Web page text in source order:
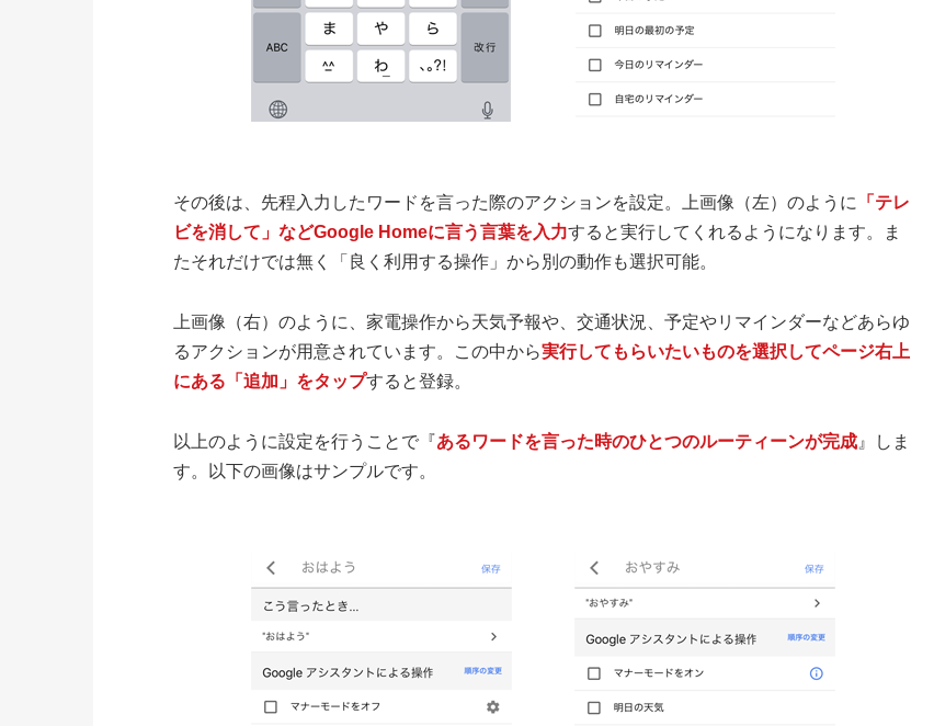
その後は、先程入力したワードを言った際のアクションを設定。上画像（左）のように 「テレ
ビを消して」などGoogle Homeに言う言葉を入力すると実行してくれるようになります。ま
たそれだけでは無く「良く利用する操作」から別の動作も選択可能。
上画像（右）のように、家電操作から天気予報や、交通状況、予定やリマインダーなどあらゆ
るアクションが用意されています。この中から実行してもらいたいものを選択してページ右上
にある「追加」をタップすると登録。
以上のように設定を行うことで『あるワードを言った時のひとつのルーティーンが完成』しま
す。以下の画像はサンプルです。